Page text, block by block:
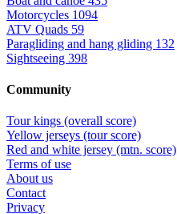
Motorcycles 1094
ATV Quads 59
Paragliding and hang gliding 132
Sightseeing 398
Community
Tour kings (overall score)
Yellow jerseys (tour score)
Red and white jersey (mtn. score)
Terms of use
About us
Contact
Privacy